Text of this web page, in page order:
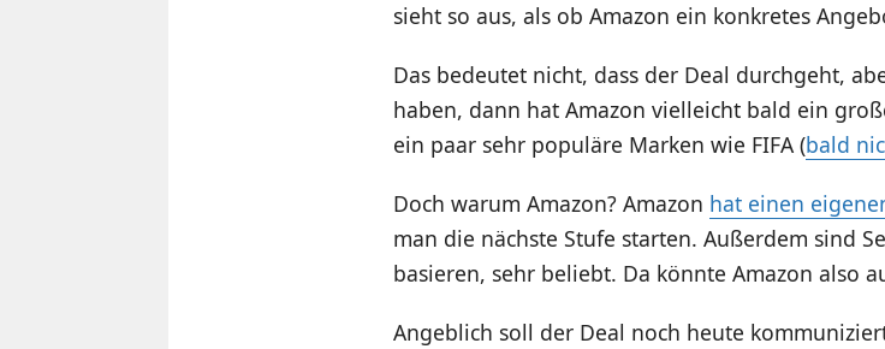
sieht so aus, als ob Amazon ein konkretes
Das bedeutet nicht, dass der Deal durchgeht,
haben, dann hat Amazon vielleicht bald ein
ein paar sehr populäre Marken wie FIFA (bald
Doch warum Amazon? Amazon hat einen
man die nächste Stufe starten. Außerdem sind
basieren, sehr beliebt. Da könnte Amazon also
Angeblich soll der Deal noch heute